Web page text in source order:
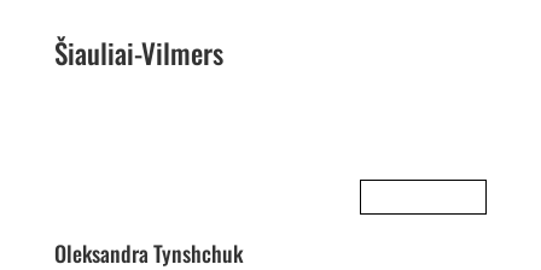
Šiauliai-Vilmers
Oleksandra Tynshchuk